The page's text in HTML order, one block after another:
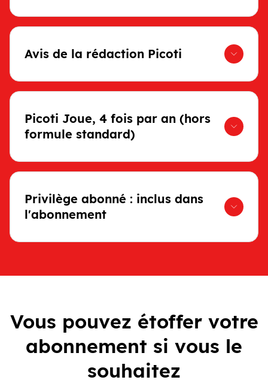
Avis de la rédaction Picoti
Picoti Joue, 4 fois par an (hors
formule standard)
Privilège abonné : inclus dans
l'abonnement
Vous pouvez étoffer votre
abonnement si vous le
souhaitez